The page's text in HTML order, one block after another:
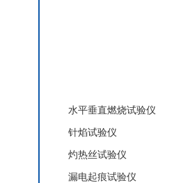
水平垂直燃烧试验仪
针焰试验仪
灼热丝试验仪
漏电起痕试验仪